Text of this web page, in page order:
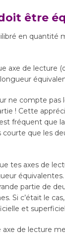
être
en quantité
axe de lecture
ne compte pas
! Cette
fréquent que
que les
tes axes de
équivalentes.
partie de
Si c’était le
et
axe de lecture